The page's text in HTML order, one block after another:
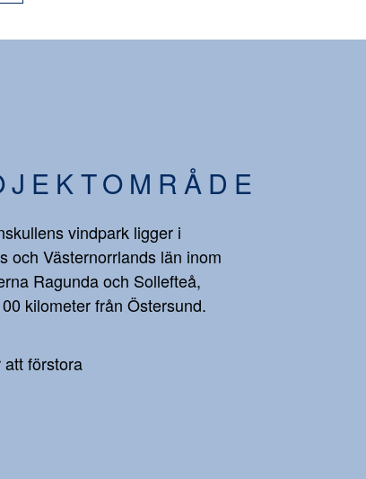
vindpark ligger i
och Västernorrlands län inom
Ragunda och Sollefteå,
kilometer från Östersund.
att förstora